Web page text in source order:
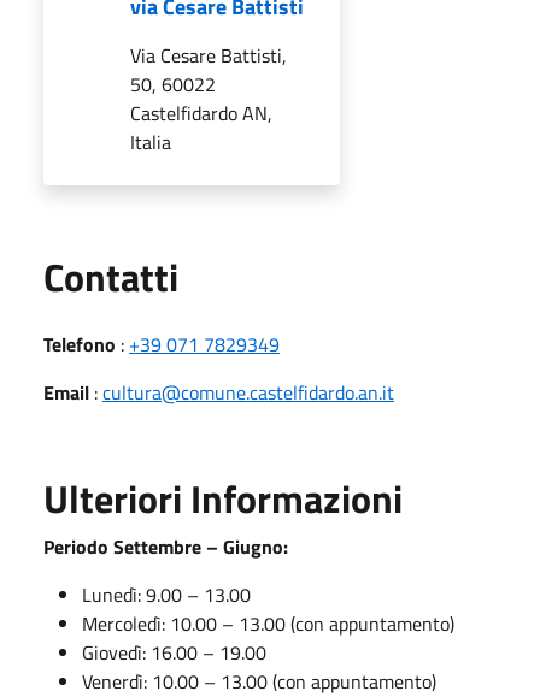
Via Cesare Battisti,
50, 60022
Castelfidardo AN,
Italia
Contatti
Telefono : +39 071 7829349
Email :cultura@comune.castelfidardo.an.it
Ulteriori Informazioni
Periodo Settembre – Giugno:
Lunedì: 9.00 – 13.00
Mercoledì: 10.00 – 13.00 (con appuntamento)
Giovedì: 16.00 – 19.00
Venerdì: 10.00 – 13.00 (con appuntamento)